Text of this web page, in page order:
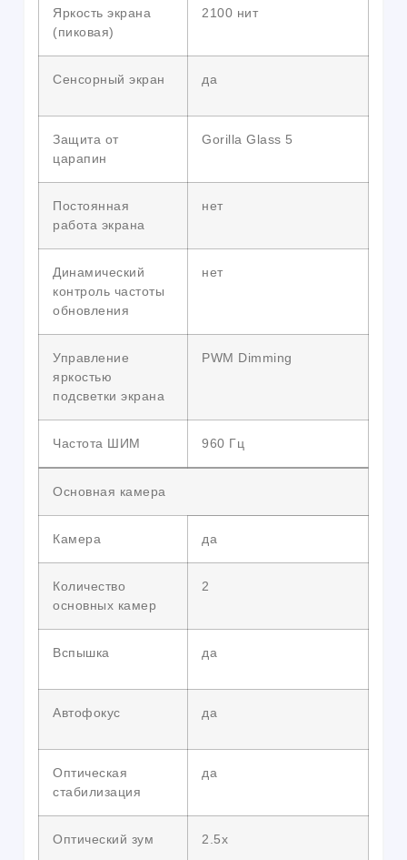
Яркость экрана
(пиковая)
2100 нит
Сенсорный экран да
Защита от
царапин
Gorilla Glass 5
Постоянная
работа экрана
нет
Динамический
контроль частоты
обновления
нет
Управление
яркостью
подсветки экрана
PWM Dimming
Частота ШИМ 960 Гц
Основная камера
Камера да
Количество
основных камер
2
Вспышка да
Автофокус да
Оптическая
стабилизация
да
Оптический зум 2.5x